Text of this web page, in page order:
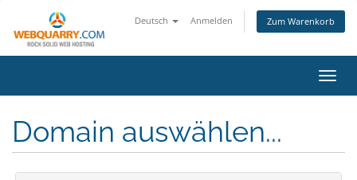
Deutsch Anmelden Zum Warenkorb
Domain auswählen...